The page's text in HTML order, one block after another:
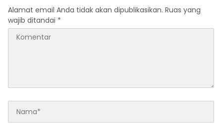
Alamat email Anda tidak akan dipublikasikan. Ruas yang
wajib ditandai *